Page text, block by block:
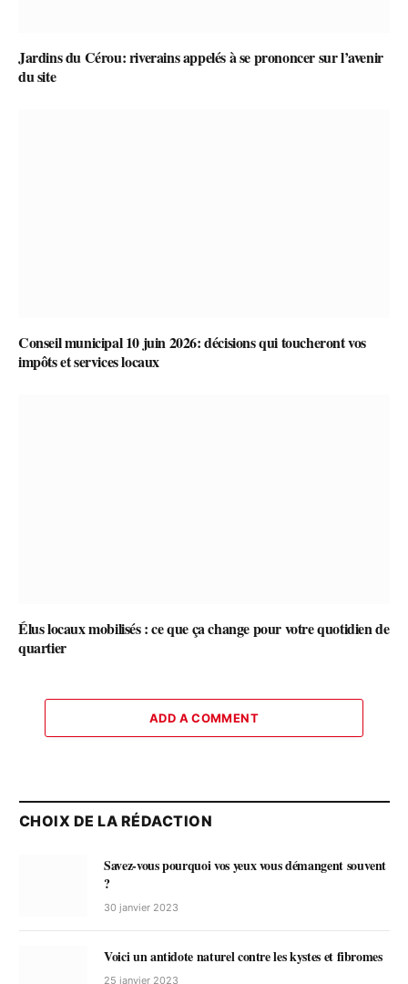
Jardins du Cérou: riverains appelés à se prononcer sur l’avenir
du site
Conseil municipal 10 juin 2026: décisions qui toucheront vos
impôts et services locaux
Élus locaux mobilisés : ce que ça change pour votre quotidien de
quartier
ADD A COMMENT
CHOIX DE LA RÉDACTION
Savez-vous pourquoi vos yeux vous démangent souvent
?
30 janvier 2023
Voici un antidote naturel contre les kystes et fibromes
25 janvier 2023